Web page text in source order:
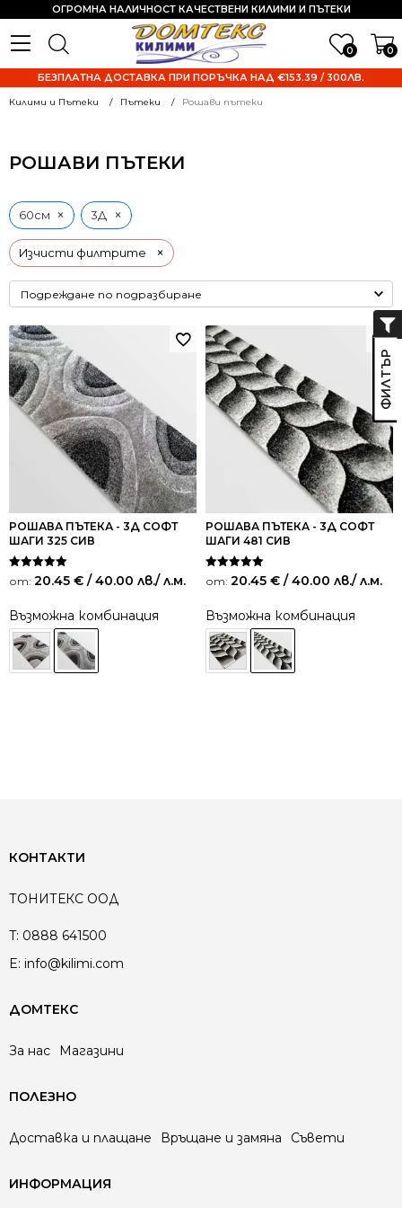
0 0
ОГРОМНА НАЛИЧНОСТ КАЧЕСТВЕНИ КИЛИМИ И ПЪТЕКИ
БЕЗПЛАТНА ДОСТАВКА ПРИ ПОРЪЧКА НАД €153.39 / 300ЛВ.
Килими и Пътеки Пътеки Рошави пътеки
РОШАВИ ПЪТЕКИ
Изчисти филтрите ×
60см × 3Д ×
РОШАВА ПЪТЕКА - 3Д СОФТ
ШАГИ 325 СИВ
Оценено на
5.00
от: 20.45 € / 40.00 лв./ л.м.
Възможна комбинация
РОШАВА ПЪТЕКА - 3Д СОФТ
ШАГИ 481 СИВ
Оценено на
5.00
от: 20.45 € / 40.00 лв./ л.м.
Възможна комбинация
КОНТАКТИ
ТОНИТЕКС ООД
T: 0888 641500
E: info@kilimi.com
ДОМТЕКС
За нас Магазини
ПОЛЕЗНО
Доставка и плащане Връщане и замяна Съвети
ИНФОРМАЦИЯ